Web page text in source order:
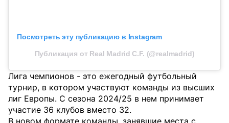
Посмотреть эту публикацию в Instagram
Публикация от Real Madrid C.F. (@realmadrid)
Лига чемпионов - это ежегодный футбольный
турнир, в котором участвуют команды из высших
лиг Европы. С сезона 2024/25 в нем принимает
участие 36 клубов вместо 32.